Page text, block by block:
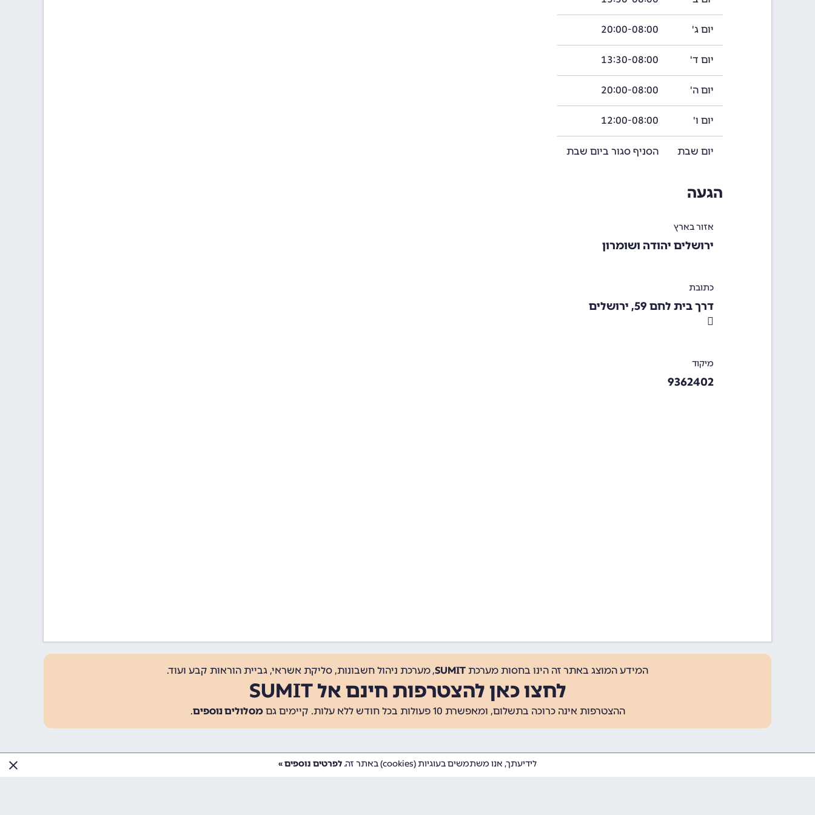
יום ג' 20:00-08:00
יום ד' 13:30-08:00
יום ה' 20:00-08:00
יום ו' 12:00-08:00
יום שבת הסניף סגור ביום שבת
הגעה
אזור בארץ
ירושלים יהודה ושומרון
כתובת
דרך בית לחם 59, ירושלים
מיקוד
9362402
המידע המוצג באתר זה הינו בחסות מערכת SUMIT, מערכת ניהול חשבונות, סליקת אשראי, גביית הוראות קבע ועוד.
לחצו כאן להצטרפות חינם אל SUMIT
ההצטרפות אינה כרוכה בתשלום, ומאפשרת 10 פעולות בכל חודש ללא עלות. קיימים גם מסלולים נוספים.
לידיעתך, אנו משתמשים בעוגיות (cookies) באתר זה. לפרטים נוספים »